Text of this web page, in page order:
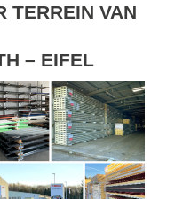
TERREIN VAN
– EIFEL